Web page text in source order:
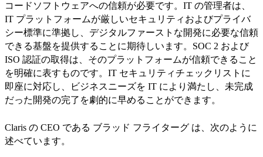
コードソフトウェアへの信頼が必要です。IT の管理者は、
IT プラットフォームが厳しいセキュリティおよびプライバ
シー標準に準拠し、デジタルファーストな開発に必要な信頼
できる基盤を提供することに期待しいます。SOC 2 および
ISO 認証の取得は、そのプラットフォームが信頼できること
を明確に表すものです。IT セキュリティチェックリストに
即座に対応し、ビジネスニーズを IT により満たし、未完成
だった開発の完了を劇的に早めることができます。
Claris の CEO である ブラッド フライターグ は、次のように
述べています。